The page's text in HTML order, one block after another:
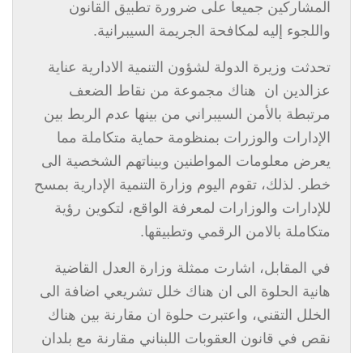
المشاركين جميعاً على ضرورة تطبيق القانون
واللجوء إليه لمكافحة الجريمة السيبرانية.
تحدثت وزيرة الدولة لشؤون التنمية الادارية عناية
عزالدين ان هناك مجموعة من نقاط الضعف
مرتبطة بالأمن السيبراني من بينها عدم الربط بين
الإدارات والوزرات بمنظومة حماية متكاملة مما
يعرض معلومات المواطنين وبيناتهم الشخصية الى
خطر. لذلك، تقوم اليوم وزارة التنمية الإدارية بمسح
للإدارات والوزارات لمعرفة الواقع، لتكوين رؤية
متكاملة بالامن الرقمي وتطبيقها.
في المقابل، اشارت ممثلة وزارة العدل القاضية
هانية الحلوة الى ان هناك خلل تشريعي اضافة الى
الخلل التقني، واعتبرت حلوة ان مقارنة بين هناك
نقص في قانون العقوبات اللبناني مقارنة مع بلدان